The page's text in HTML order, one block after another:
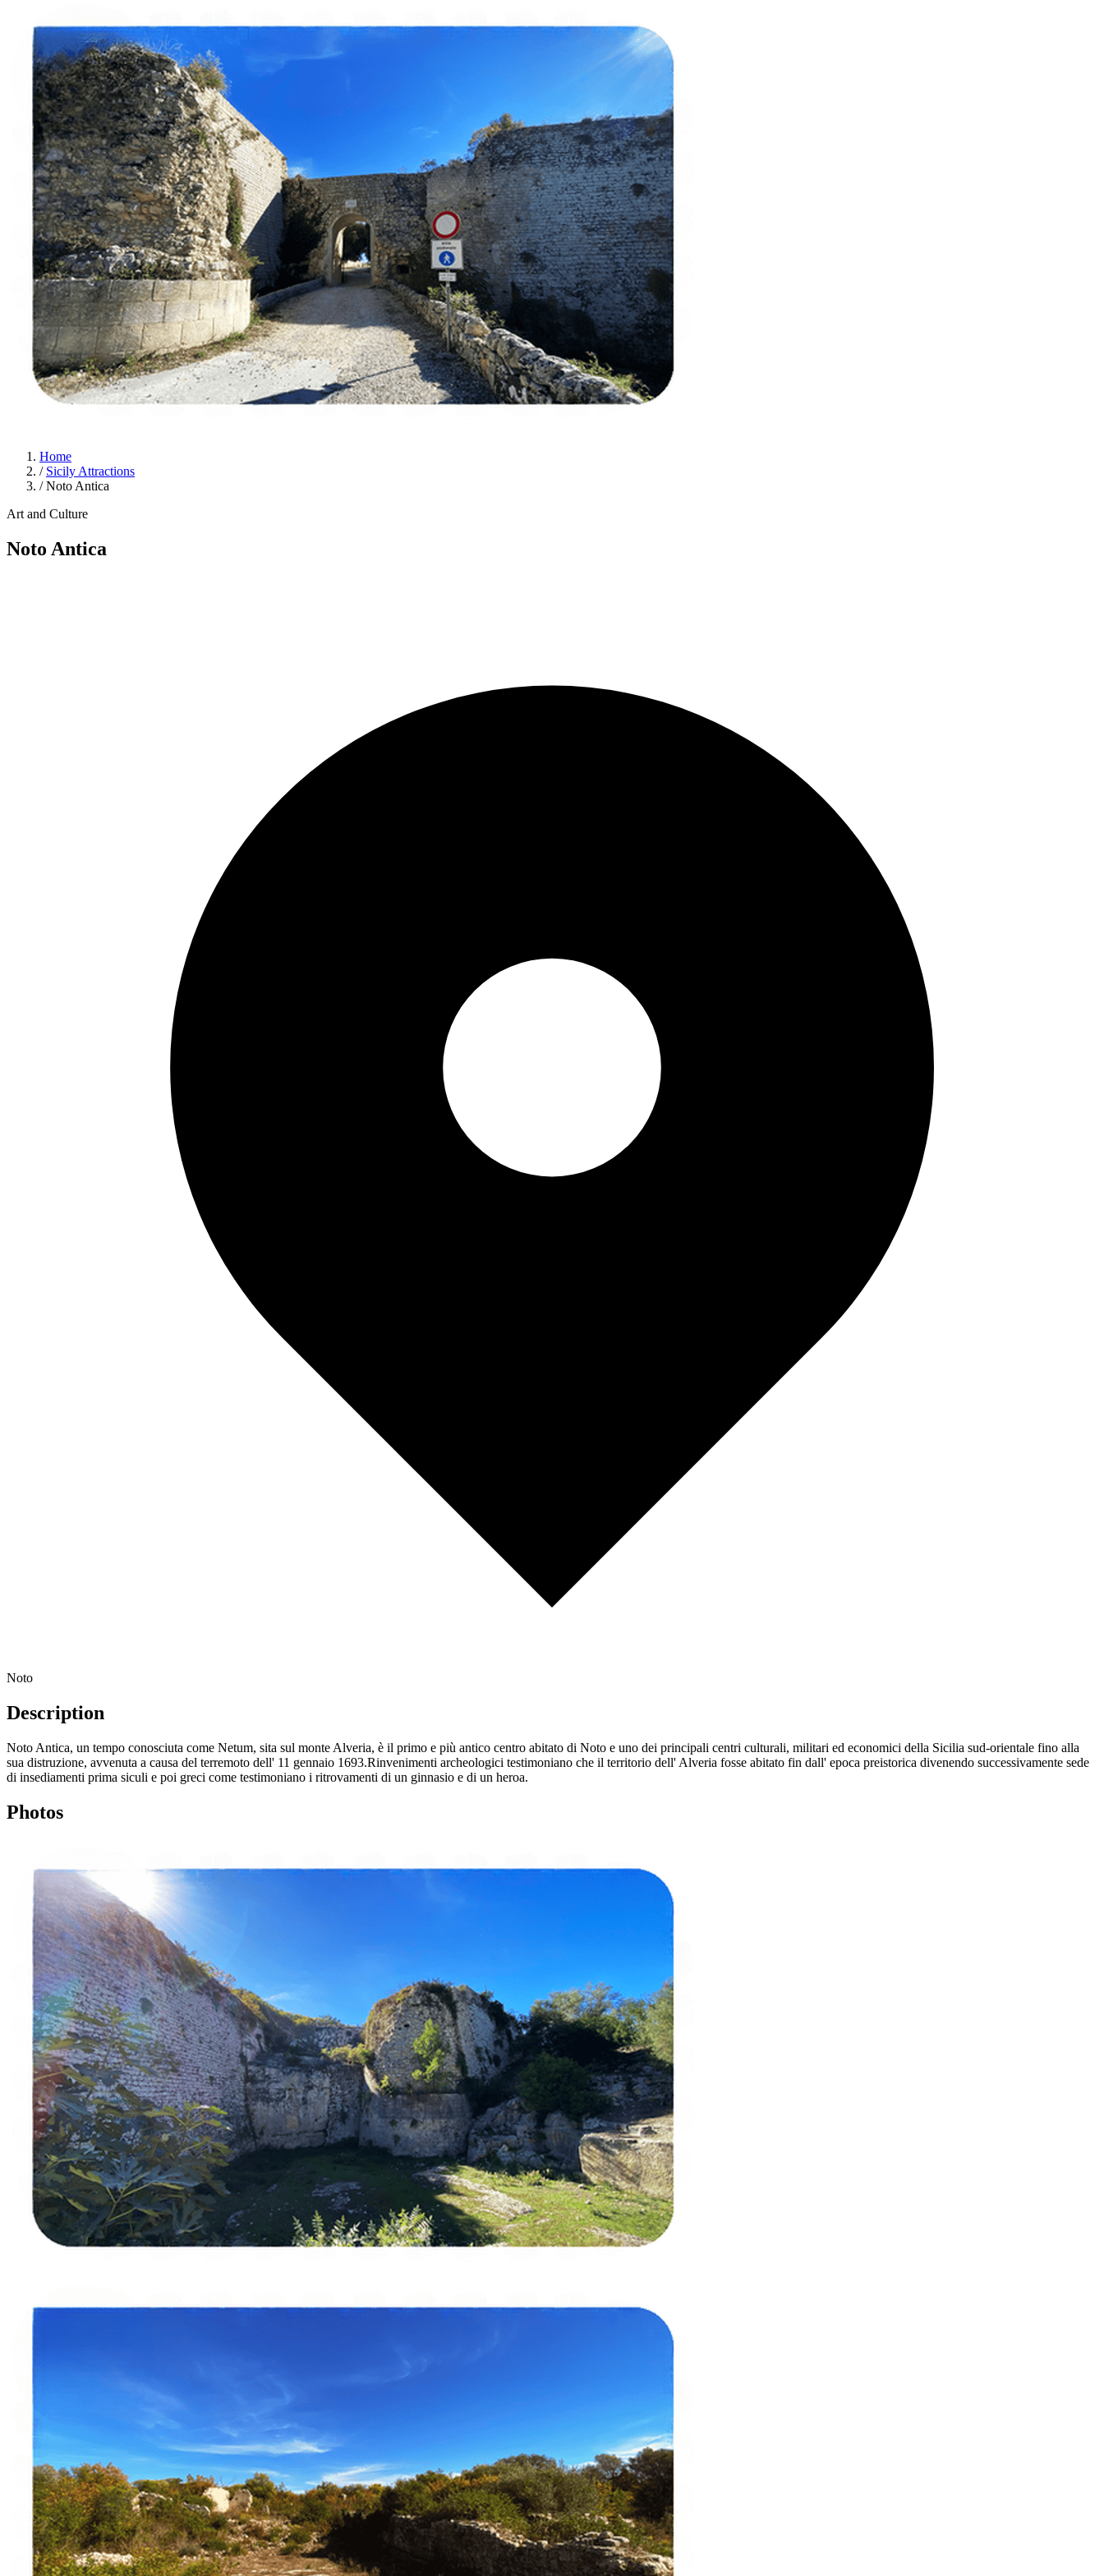
Italiano English Français
Menu
Home
/ Sicily Attractions
/ Noto Antica
Art and Culture
Noto Antica
Noto
Description
Noto Antica, un tempo conosciuta come Netum, sita sul monte Alveria, è il primo e più antico centro abitato di Noto e uno dei principali centri culturali, militari ed economici della Sicilia sud-orientale fino alla
sua distruzione, avvenuta a causa del terremoto dell' 11 gennaio 1693.Rinvenimenti archeologici testimoniano che il territorio dell' Alveria fosse abitato fin dall' epoca preistorica divenendo successivamente sede
di insediamenti prima siculi e poi greci come testimoniano i ritrovamenti di un ginnasio e di un heroa.
Photos